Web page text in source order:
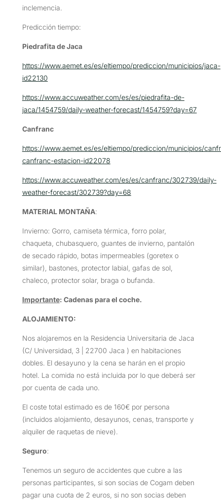
inclemencia.
Predicción tiempo:
Piedrafita de Jaca
https://www.aemet.es/es/eltiempo/prediccion/municipios/jaca-
id22130
https://www.accuweather.com/es/es/piedrafita-de-
jaca/1454759/daily-weather-forecast/1454759?day=67
Canfranc
https://www.aemet.es/es/eltiempo/prediccion/municipios/
canfranc-estacion-id22078
https://www.accuweather.com/es/es/canfranc/302739/daily-
weather-forecast/302739?day=68
MATERIAL MONTAÑA:
Invierno: Gorro, camiseta térmica, forro polar,
chaqueta, chubasquero, guantes de invierno, pantalón
de secado rápido, botas impermeables (goretex o
similar), bastones, protector labial, gafas de sol,
chaleco, protector solar, braga o bufanda.
Importante: Cadenas para el coche.
ALOJAMIENTO:
Nos alojaremos en la Residencia Universitaria de Jaca
(C/ Universidad, 3 | 22700 Jaca ) en habitaciones
dobles. El desayuno y la cena se harán en el propio
hotel. La comida no está incluida por lo que deberá ser
por cuenta de cada uno.
El coste total estimado es de 160€ por persona
(incluidos alojamiento, desayunos, cenas, transporte y
alquiler de raquetas de nieve).
Seguro:
Tenemos un seguro de accidentes que cubre a las
personas participantes, si son socias de Cogam deben
pagar una cuota de 2 euros, si no son socias deben